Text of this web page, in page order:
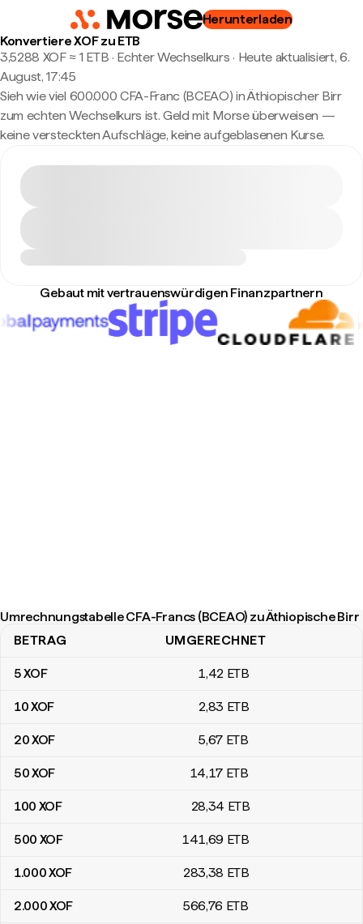
Herunterladen
Konvertiere XOF zu ETB
3,5288 XOF ≈ 1 ETB · Echter Wechselkurs · Heute aktualisiert, 6.
August, 17:45
Sieh wie viel 600.000 CFA-Franc (BCEAO) in Äthiopischer Birr
zum echten Wechselkurs ist. Geld mit Morse überweisen —
keine versteckten Aufschläge, keine aufgeblasenen Kurse.
Gebaut mit vertrauenswürdigen Finanzpartnern
Umrechnungstabelle CFA-Francs (BCEAO) zu Äthiopische Birr
Umrechnungstabelle CFA-Francs (BCEAO) zu Äthiopische Birr
BETRAG UMGERECHNET
5XOF 1,42 ETB
10XOF 2,83 ETB
20XOF 5,67 ETB
50XOF 14,17 ETB
100 XOF 28,34 ETB
500 XOF 141,69 ETB
1.000XOF 283,38 ETB
2.000XOF 566,76 ETB